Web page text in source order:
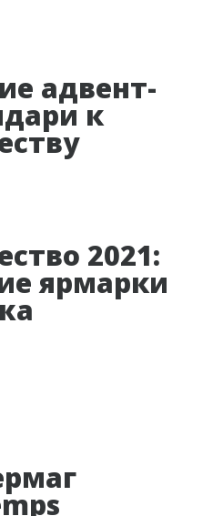
адвент-
к
2021:
ярмарки